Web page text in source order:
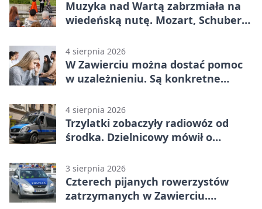
Muzyka nad Wartą zabrzmiała na
wiedeńską nutę. Mozart, Schubert i
4 sierpnia 2026
W Zawierciu można dostać pomoc
w uzależnieniu. Są konkretne
4 sierpnia 2026
Trzylatki zobaczyły radiowóz od
środka. Dzielnicowy mówił o
3 sierpnia 2026
Czterech pijanych rowerzystów
zatrzymanych w Zawierciu.